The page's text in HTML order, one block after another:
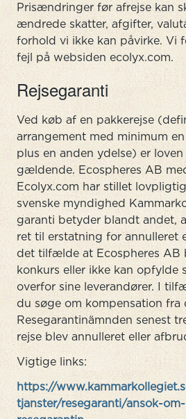
Prisændringer før afrejse kan
ændrede skatter, afgifter,
forhold vi ikke kan påvirke. Vi
fejl på websiden ecolyx.com.
Rejsegaranti
Ved køb af en pakkerejse
arrangement med minimum
plus en anden ydelse) er
gældende. Ecospheres AB
Ecolyx.com har stillet
svenske myndighed
garanti betyder blandt andet,
ret til erstatning for annulleret
det tilfælde at Ecospheres AB
konkurs eller ikke kan opfylde
overfor sine leverandører. I
du søge om kompensation fra
Resegarantinämnden senest
rejse blev annulleret eller
Vigtige links:
https://
tjanster/resegaranti/ansok-